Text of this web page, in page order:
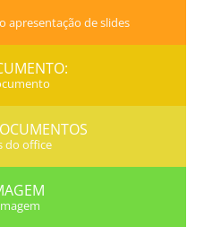
apresentação de slides
do office